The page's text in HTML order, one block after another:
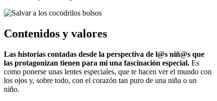
Contenidos y valores
Las historias contadas desde la perspectiva de l@s niñ@s que
las protagonizan tienen para mi una fascinación especial. Es
como ponerse unas lentes especiales, que te hacen ver el mundo con
los ojos y, sobre todo, con el corazón tan puro de una niña o un
niño.